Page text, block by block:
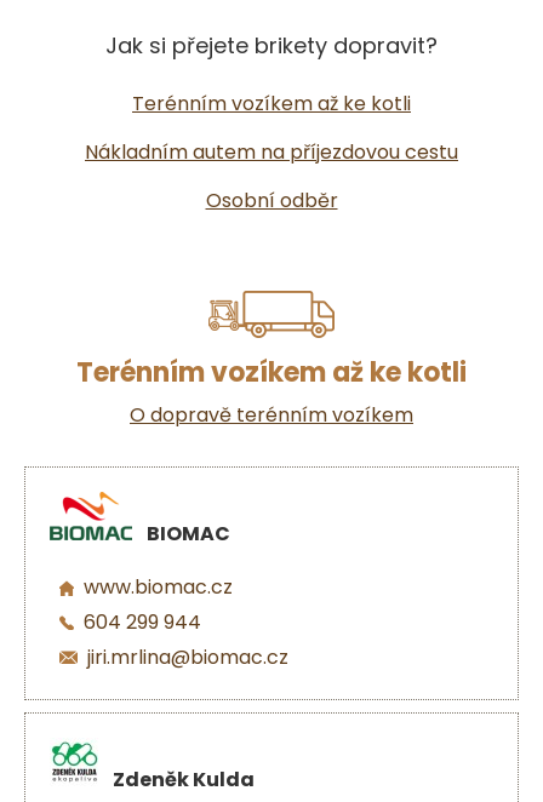
Jak si přejete brikety dopravit?
Terénním vozíkem až ke kotli
Nákladním autem na příjezdovou cestu
Osobní odběr
Terénním vozíkem až ke kotli
O dopravě terénním vozíkem
BIOMAC
www.biomac.cz
604 299 944
jiri.mrlina@biomac.cz
Zdeněk Kulda